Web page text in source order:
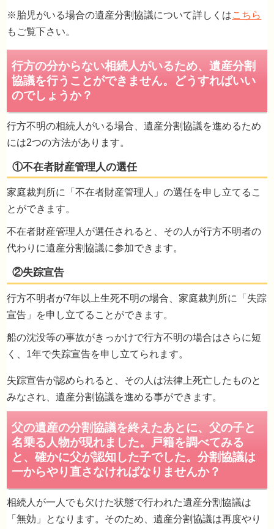
遺産分割協議を進行する
※胎児がいる場合の遺産分割協議について詳しくはこちら
もご覧下さい。
行方の分からない相続人がいるため、遺産
協議を行うことができません。どうすれば
のでしょうか？
行方不明の相続人がいる場合、遺産分割協議を進めるため
には2つの方法があります。
①不在者財産管理人の選任
家庭裁判所に「不在者財産管理人」の選任を申し立てるこ
とができます。
不在者財産管理人が選任されると、その人が行方不明者の
代わりに遺産分割協議に参加できます。
行方不明者が7年以上生死不明の場合、家庭裁判所に「失踪
宣告」を申し立てることができます。
船の沈没等の事故がきっかけで行方不明の場合はさらに短
く、1年で失踪宣告を申し立てられます。
失踪宣告が認められると、その人は法律上死亡したものと
みなされ、遺産分割協議を進める事ができます。
相続人が一人でも欠けた状態で行われた遺産分割協議は
「無効」となります。そのため、遺産分割協議は再度やり